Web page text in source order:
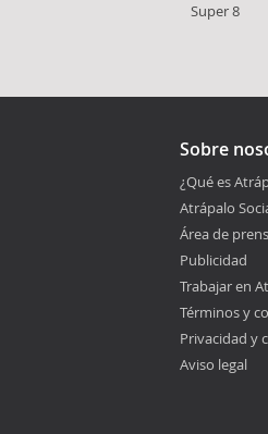
Super 8
Sobre
¿Qué es
Atrápalo
Área de
Publicidad
Trabajar en
Términos y
Privacidad y
Aviso legal